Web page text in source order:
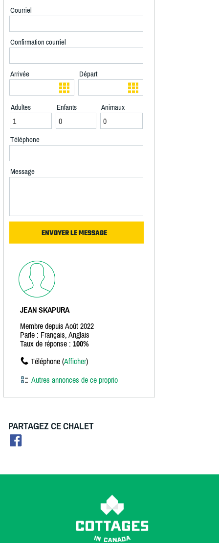
Courriel
Confirmation courriel
Arrivée Départ
Adultes Enfants Animaux
Téléphone
Message
JEAN SKAPURA
Membre depuis Août 2022
Parle : Français, Anglais
Taux de réponse : 100%
Téléphone (Afficher)
Autres annonces de ce proprio
PARTAGEZ CE CHALET